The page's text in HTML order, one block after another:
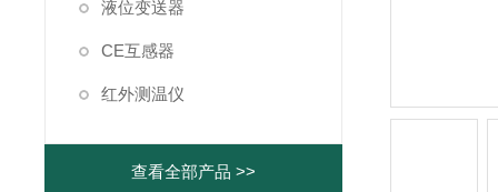
液位变送器
CE互感器
红外测温仪
查看全部产品 >>